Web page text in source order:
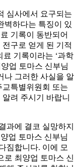
심사에서 요구되는
벽하다는 특징이 있
기록이 동반되어
구로 얻게 된 기적
료 기록이라는 ‘과학
업 토마스 신부님
나 그러한 사실을 알
특별위원회 또는
려 주시기 바랍니
과에 결코 실망하지
업 토마스 신부님
짐합니다. 이에 모
로 최양업 토마스 신